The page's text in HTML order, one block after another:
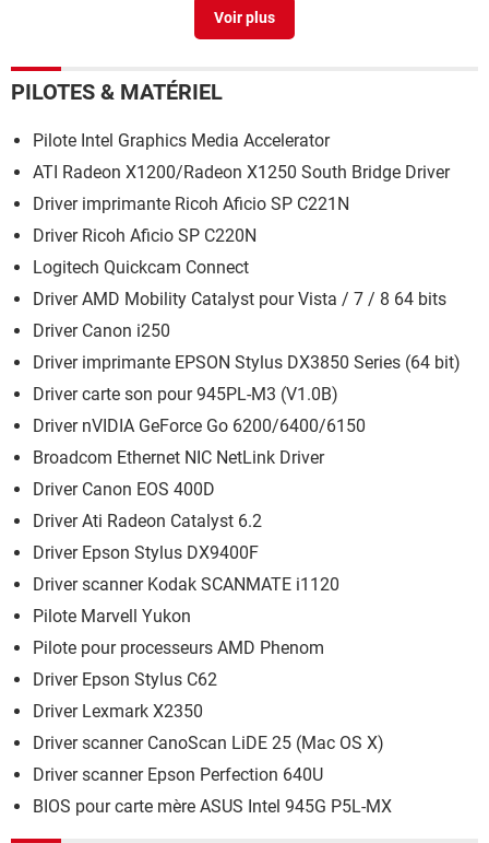
[résolu] >
PILOTES & MATÉRIEL
Pilote Intel Graphics Media Accelerator
ATI Radeon X1200/Radeon X1250 South Bridge Driver
Driver imprimante Ricoh Aficio SP C221N
Driver Ricoh Aficio SP C220N
Logitech Quickcam Connect
Driver AMD Mobility Catalyst pour Vista / 7 / 8 64 bits
Driver Canon i250
Driver imprimante EPSON Stylus DX3850 Series (64 bit)
Driver carte son pour 945PL-M3 (V1.0B)
Driver nVIDIA GeForce Go 6200/6400/6150
Broadcom Ethernet NIC NetLink Driver
Driver Canon EOS 400D
Driver Ati Radeon Catalyst 6.2
Driver Epson Stylus DX9400F
Driver scanner Kodak SCANMATE i1120
Pilote Marvell Yukon
Pilote pour processeurs AMD Phenom
Driver Epson Stylus C62
Driver Lexmark X2350
Driver scanner CanoScan LiDE 25 (Mac OS X)
Driver scanner Epson Perfection 640U
BIOS pour carte mère ASUS Intel 945G P5L-MX